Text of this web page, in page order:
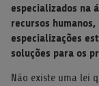
especializados na
recursos
especializações
soluções para os
Não existe uma lei